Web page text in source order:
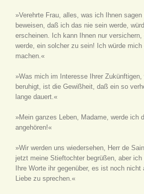
»Verehrte Frau, alles, was ich Ihnen
beweisen, daß ich das nie sein werde,
erscheinen. Ich kann Ihnen nur
werde, ein solcher zu sein! Ich würde
machen.«
»Was mich im Interesse Ihrer Zukünftigen,
beruhigt, ist die Gewißheit, daß ein so
lange dauert.«
»Mein ganzes Leben, Madame, werde ich
angehören!«
»Wir werden uns wiedersehen, Herr de
jetzt meine Stieftochter begrüßen, aber
Ihre Worte ihr gegenüber, es ist noch nicht
Liebe zu sprechen.«